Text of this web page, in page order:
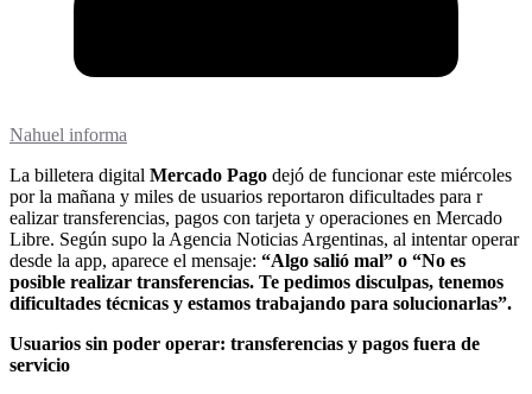
Nahuel informa
La billetera digital Mercado Pago dejó de funcionar este miércoles
por la mañana y miles de usuarios reportaron dificultades para r
ealizar transferencias, pagos con tarjeta y operaciones en Mercado
Libre. Según supo la Agencia Noticias Argentinas, al intentar operar
desde la app, aparece el mensaje: “Algo salió mal” o “No es
posible realizar transferencias. Te pedimos disculpas, tenemos
dificultades técnicas y estamos trabajando para solucionarlas”.
Usuarios sin poder operar: transferencias y pagos fuera de
servicio